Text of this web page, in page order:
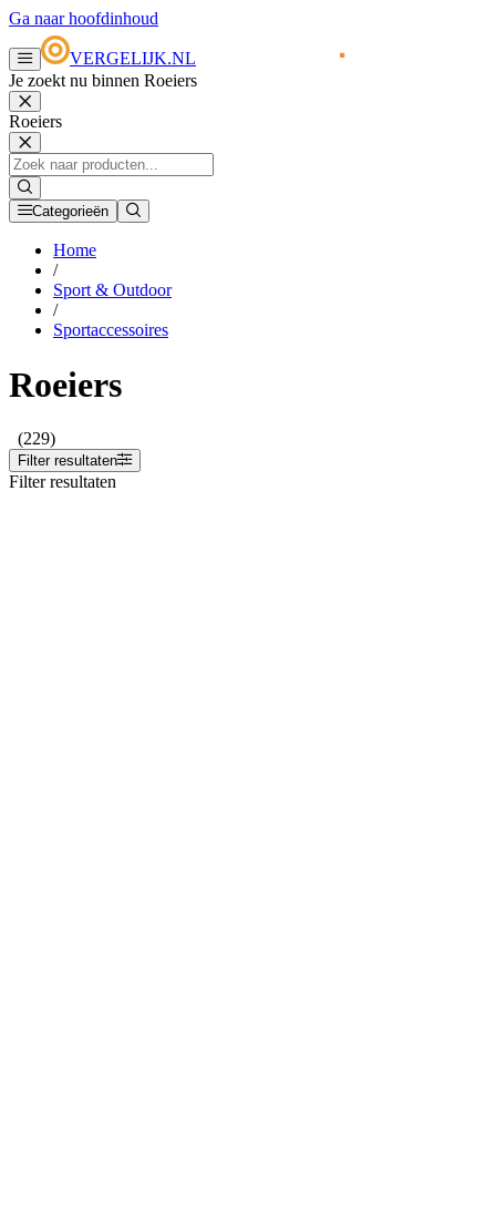
Ga naar hoofdinhoud
VERGELIJK.NL
Je zoekt nu binnen Roeiers
Roeiers
Categorieën
Home
/
Sport & Outdoor
/
Sportaccessoires
Roeiers
(229)
Filter resultaten
Filter resultaten